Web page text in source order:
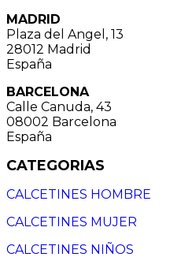
MADRID
Plaza del Angel, 13
28012 Madrid
España
BARCELONA
Calle Canuda, 43
08002 Barcelona
España
CATEGORIAS
CALCETINES HOMBRE
CALCETINES MUJER
CALCETINES NIÑOS